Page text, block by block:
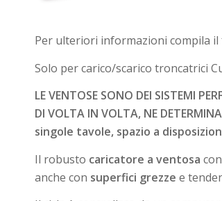
Per ulteriori informazioni compila
Solo per carico/scarico troncatrici
LE VENTOSE SONO DEI SISTEMI
DI VOLTA IN VOLTA, NE
singole tavole, spazio a
Il robusto caricatore a ventosa
anche con superfici grezze e